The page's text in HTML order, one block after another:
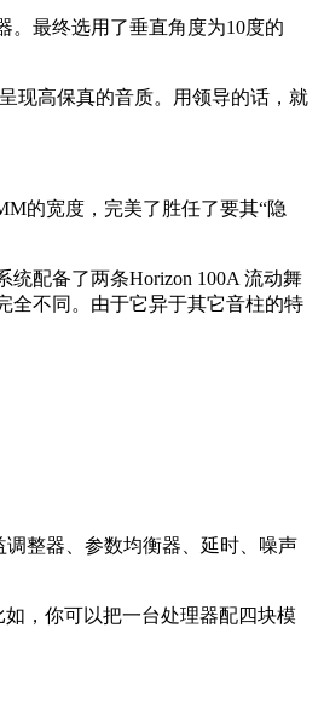
。最终选用了垂直角度为10度的
现高保真的音质。用领导的话，就
的宽度，完美了胜任了要其“隐
配备了两条Horizon 100A 流动舞
全不同。由于它异于其它音柱的特
整器、参数均衡器、延时、噪声
，你可以把一台处理器配四块模